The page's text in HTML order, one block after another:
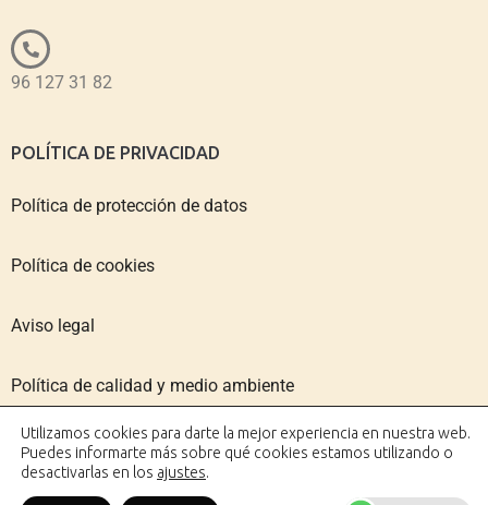
96 127 31 82
POLÍTICA DE PRIVACIDAD
Política de protección de datos
Política de cookies
Aviso legal
Política de calidad y medio ambiente
Copyright © 2026 IMPACTO VALENCIA | Diseño web: AZUL
Utilizamos cookies para darte la mejor experiencia en nuestra web.
Puedes informarte más sobre qué cookies estamos utilizando o
desactivarlas en los ajustes.